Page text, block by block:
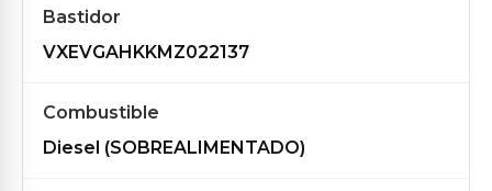
Bastidor
VXEVGAHKKMZ022137
Combustible
Diesel (SOBREALIMENTADO)